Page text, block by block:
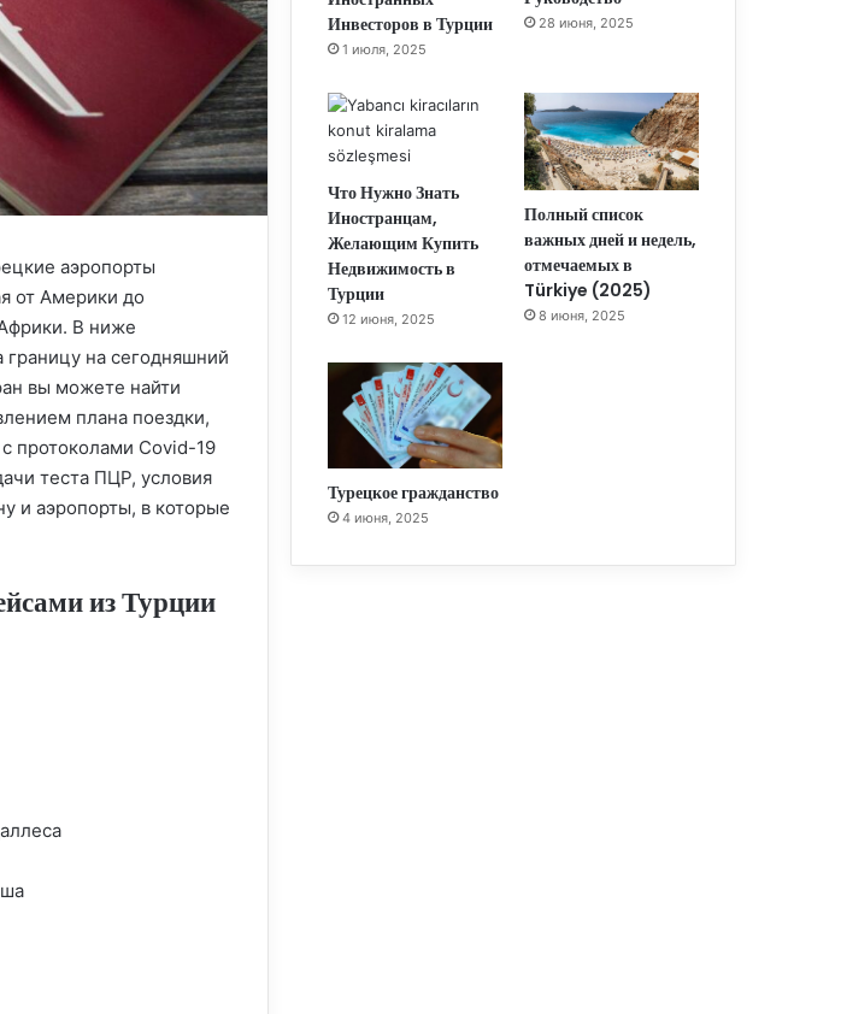
аэропорты
от Америки до
В ниже
на сегодняшний
вы можете найти
плана поездки,
протоколами Covid-19
теста ПЦР, условия
и аэропорты, в которые
из Турции
Инвесторов в Турции
1 июля, 2025
28 июня, 2025
Что Нужно Знать
Иностранцам,
Желающим Купить
Недвижимость в
Турции
12 июня, 2025
Полный список
важных дней и недель,
отмечаемых в
Türkiye (2025)
8 июня, 2025
Турецкое гражданство
4 июня, 2025